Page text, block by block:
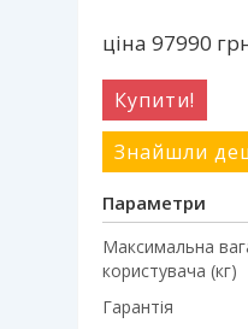
ціна 97990
Купити!
Знайшли
Параметри
Максимальна
користувача (кг)
Гарантія